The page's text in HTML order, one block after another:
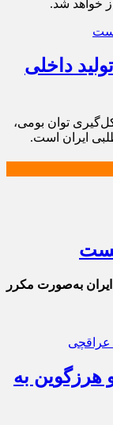
خواهد شد.
داخلی
توان بومی،
ایران است.
به‌صورت مکرر
هرزگوین به